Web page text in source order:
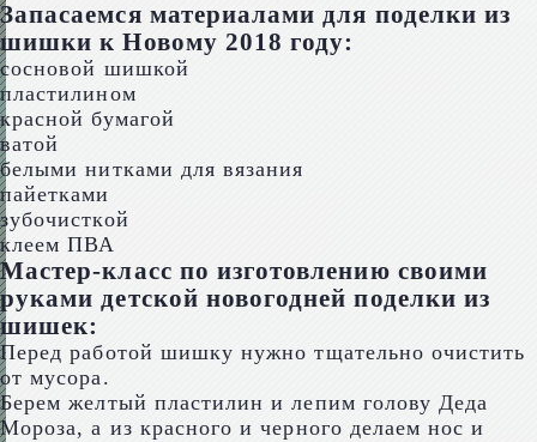
Запасаемся материалами для поделки из
шишки к Новому 2018 году:
сосновой шишкой
пластилином
красной бумагой
ватой
белыми нитками для вязания
пайетками
зубочисткой
клеем ПВА
Мастер-класс по изготовлению своими
руками детской новогодней поделки из
шишек:
Перед работой шишку нужно тщательно очистить
от мусора.
Берем желтый пластилин и лепим голову Деда
Мороза, а из красного и черного делаем нос и